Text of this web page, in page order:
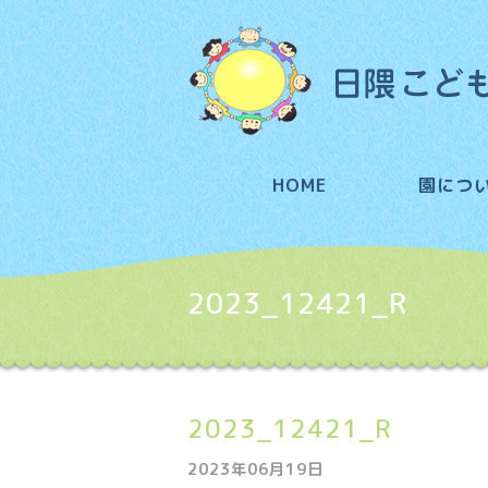
HOME 園につ
2023_12421_R
2023_12421_R
2023年06月19日